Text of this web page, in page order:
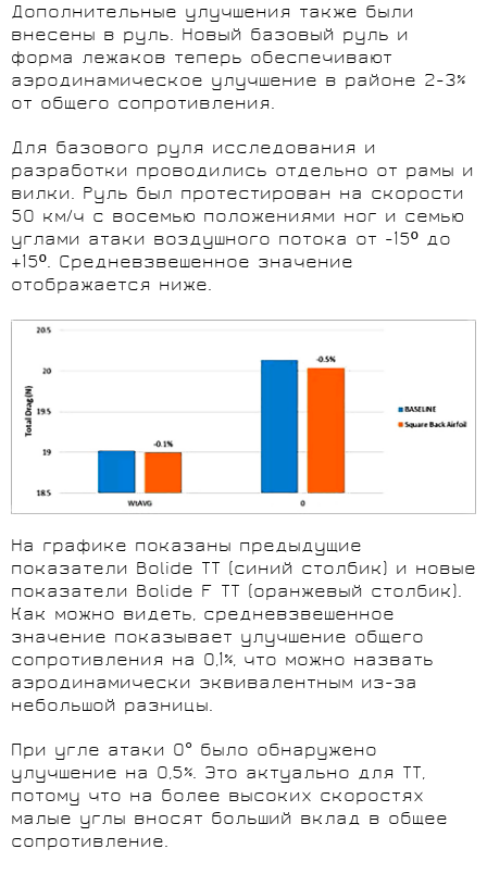
Дополнительные улучшения также были
внесены в руль. Новый базовый руль и
форма лежаков теперь обеспечивают
аэродинамическое улучшение в районе 2-3%
от общего сопротивления.
Для базового руля исследования и
разработки проводились отдельно от рамы и
вилки. Руль был протестирован на скорости
50 км/ч с восемью положениями ног и семью
углами атаки воздушного потока от -15º до
+15º. Средневзвешенное значение
отображается ниже.
На графике показаны предыдущие
показатели Bolide TT (синий столбик) и новые
показатели Bolide F TT (оранжевый столбик).
Как можно видеть, средневзвешенное
значение показывает улучшение общего
сопротивления на 0,1%, что можно назвать
аэродинамически эквивалентным из-за
небольшой разницы.
При угле атаки 0° было обнаружено
улучшение на 0,5%. Это актуально для ТТ,
потому что на более высоких скоростях
малые углы вносят больший вклад в общее
сопротивление.